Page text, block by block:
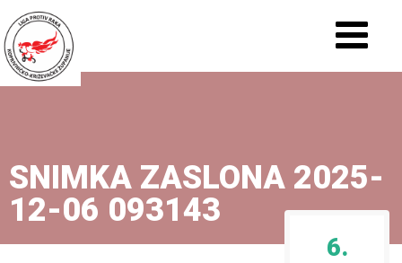
SNIMKA ZASLONA 2025-
12-06 093143
6.